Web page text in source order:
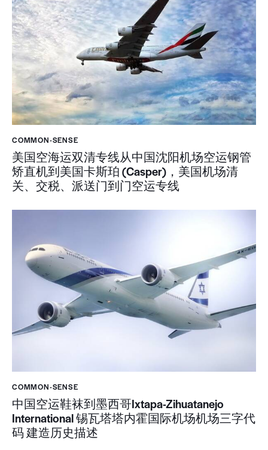
COMMON-SENSE
美国空海运双清专线从中国沈阳机场空运钢管
矫直机到美国卡斯珀 (Casper)，美国机场清
关、交税、派送门到门空运专线
COMMON-SENSE
中国空运鞋袜到墨西哥Ixtapa-Zihuatanejo
International 锡瓦塔塔内霍国际机场机场三字代
码 建造历史描述